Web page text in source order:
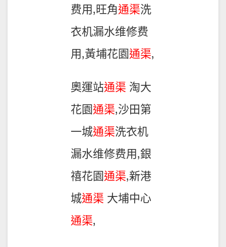
费用,旺角通渠洗
衣机漏水维修费
用,黃埔花園通渠,
奧運站通渠 淘大
花園通渠,沙田第
一城通渠洗衣机
漏水维修费用,銀
禧花園通渠,新港
城通渠 大埔中心
通渠,